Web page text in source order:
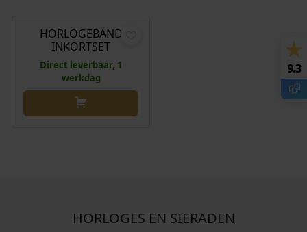
HORLOGEBAND
INKORTSET
Direct leverbaar, 1
werkdag
HORLOGES EN SIERADEN
9.3